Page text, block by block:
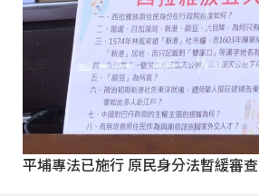
平埔專法已施行 原民身分法暫緩審查